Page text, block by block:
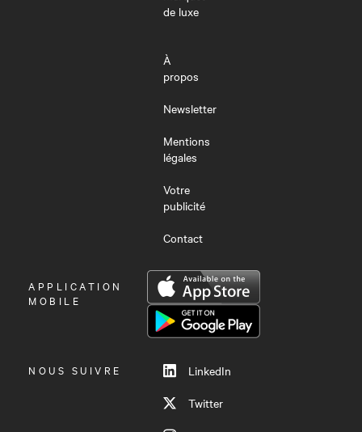
de luxe
À
propos
Newsletter
Mentions
légales
Votre
publicité
Contact
OUVRIR
LE
APPLICATION
MOBILE
NOUS SUIVRE
LinkedIn
Twitter